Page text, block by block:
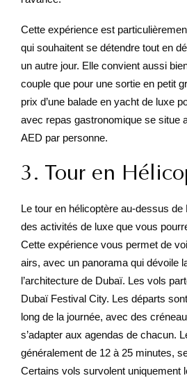
Cette expérience est
qui souhaitent se détendre tout en
un autre jour. Elle convient aussi
couple que pour une sortie en petit
prix d’une balade en yacht de luxe
avec repas gastronomique se situe
AED par personne.
3. Tour en
Le tour en hélicoptère au-dessus
des activités de luxe que vous
Cette expérience vous permet de
airs, avec un panorama qui dévoile
l’architecture de Dubaï. Les vols
Dubaï Festival City. Les départs
long de la journée, avec des
s’adapter aux agendas de chacun.
généralement de 12 à 25 minutes,
Certains vols survolent uniquement